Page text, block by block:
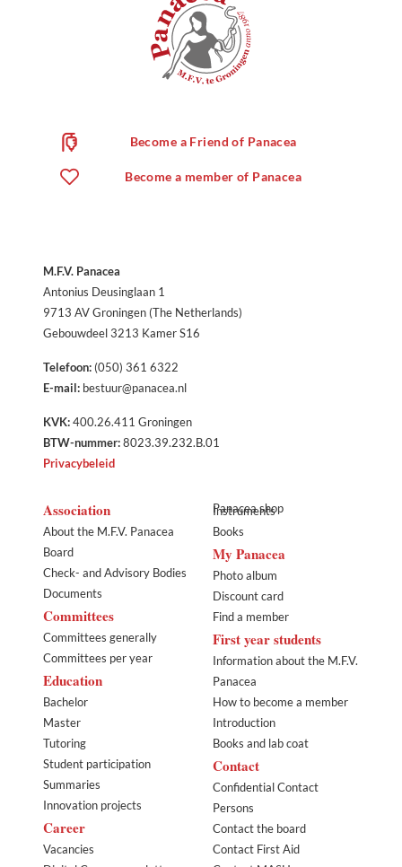
Become a Friend of Panacea
Become a member of Panacea
M.F.V. Panacea
Antonius Deusinglaan 1
9713 AV Groningen (The Netherlands)
Gebouwdeel 3213 Kamer S16
Telefoon:(050) 361 6322
E-mail:bestuur@panacea.nl
KVK:400.26.411 Groningen
BTW-nummer:8023.39.232.B.01
Privacybeleid
Association
About the M.F.V. Panacea
Board
Check- and Advisory Bodies
Documents
Committees
Committees generally
Committees per year
Education
Bachelor
Master
Tutoring
Student participation
Summaries
Innovation projects
Career
Vacancies
Panacea shop
Instruments
Books
My Panacea
Photo album
Discount card
Find a member
First year students
Information about the M.F.V.
Panacea
How to become a member
Introduction
Books and lab coat
Contact
Confidential Contact
Persons
Contact the board
Contact First Aid